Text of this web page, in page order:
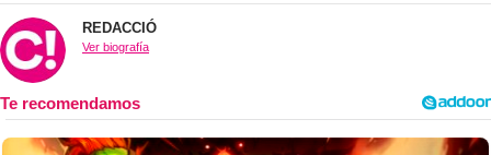
REDACCIÓ
Ver biografía